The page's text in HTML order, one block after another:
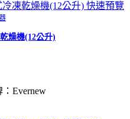
快速預覽
燥機(12公升)
Evernew